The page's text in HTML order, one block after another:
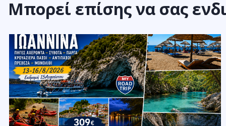
Μπορεί επίσης να σας